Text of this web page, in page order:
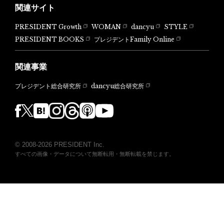
関連サイト
PRESIDENT Growth WOMAN dancyu
STYLE
PRESIDENT BOOKS
プレジデントFamily Online
関連事業
プレジデント総合研究所 dancyu総合研究所
© 2008-2026 PRESIDENT Inc.
すべての画像・データについて無断転用・無断転載を禁じます。